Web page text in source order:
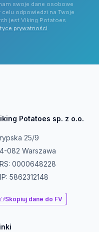
swoje dane osobowe
odpowiedzi na Twoje
jest Viking Potatoes
prywatności.
Potatoes sp. z o.o.
25/9
082 Warszawa
0000648228
5862312148
Skopiuj dane do FV